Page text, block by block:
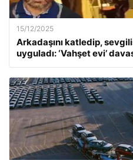
15/12/2025
Arkadaşını katledip,
uyguladı: ‘Vahşet evi’